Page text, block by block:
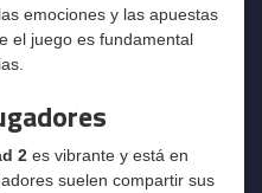
emociones y las apuestas
el juego es fundamental
2 es vibrante y está en
suelen compartir sus